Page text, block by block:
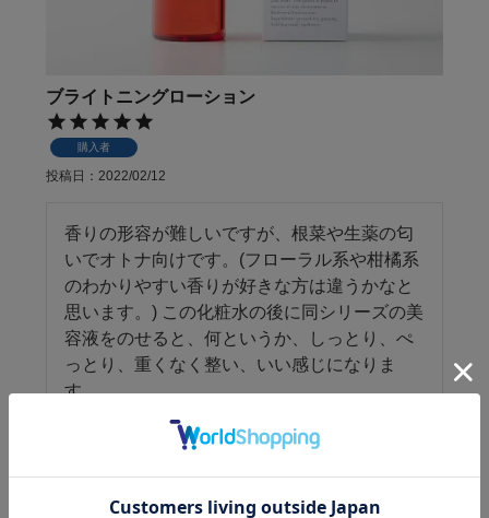
ブライトニングローション
購入者
投稿日 2022/02/12
香りの形容が難しいですが、根菜や生薬の匂
いでオトナ向けです。(フローラル系や柑橘系
のわかりやすい香りが好きな方は違うかなと
思います。) この化粧水の後に同シリーズの美
容液をのせると、何というか、しっとり、ぺ
っとり、重くなく整い、いい感じになりま
す。
2件中 1-2件表示